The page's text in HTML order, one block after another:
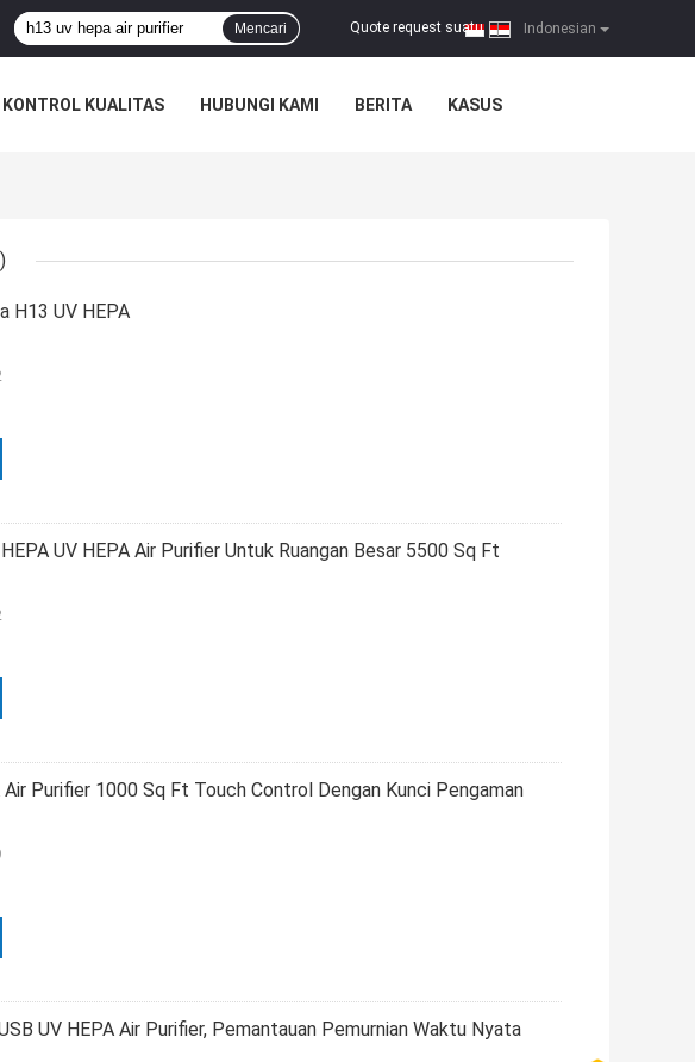
Indonesian
Quote request suatu |
Mencari
KONTROL KUALITAS HUBUNGI KAMI BERITA KASUS
H13 UV HEPA
UV HEPA Air Purifier Untuk Ruangan Besar 5500 Sq Ft
Air Purifier 1000 Sq Ft Touch Control Dengan Kunci Pengaman
UV HEPA Air Purifier, Pemantauan Pemurnian Waktu Nyata